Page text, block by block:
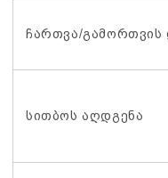
ჩართვა/გამორთვის
სითბოს აღდგენა